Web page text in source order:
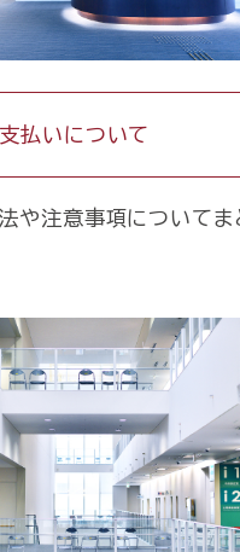
払いについて
や注意事項についてま